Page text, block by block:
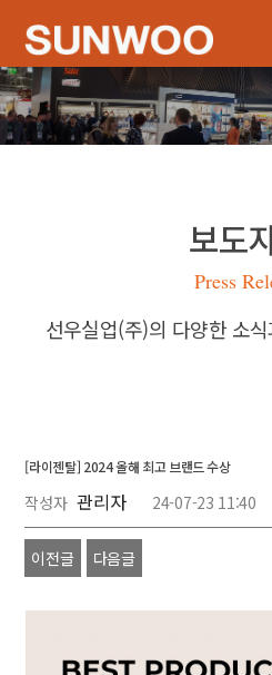
보도
Press
선우실업(주)의 다양한 소
[라이젠탈] 2024 올해 최고 브랜드 수상
작성자 관리자 24-07-23 11:40
이전글 다음글